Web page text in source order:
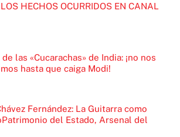
HECHOS OCURRIDOS EN CANAL
las «Cucarachas» de India: ¡no nos
hasta que caiga Modi!
Fernández: La Guitarra como
del Estado, Arsenal del